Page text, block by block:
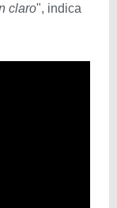
claro", indica